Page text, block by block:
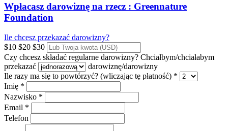
Wpłacasz darowiznę na rzecz : Greennature
Foundation
Ile chcesz przekazać darowizny?
$10 $20 $30
Czy chcesz składać regularne darowizny? Chciałbym/chciałabym
przekazać
darowiznę/darowizny
Ile razy ma się to powtórzyć? (wliczając tę płatność) *
Imię *
Nazwisko *
Email *
Telefon